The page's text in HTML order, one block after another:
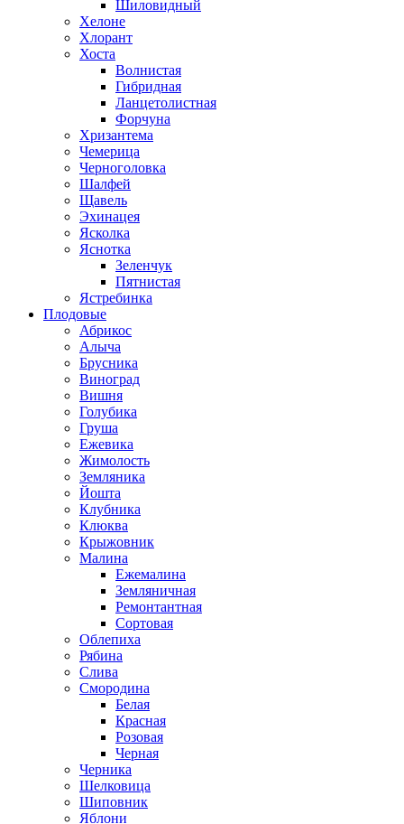
Шиловидный
Хелоне
Хлорант
Хоста
Волнистая
Гибридная
Ланцетолистная
Форчуна
Хризантема
Чемерица
Черноголовка
Шалфей
Щавель
Эхинацея
Ясколка
Яснотка
Зеленчук
Пятнистая
Ястребинка
Плодовые
Абрикос
Алыча
Брусника
Виноград
Вишня
Голубика
Груша
Ежевика
Жимолость
Земляника
Йошта
Клубника
Клюква
Крыжовник
Малина
Ежемалина
Земляничная
Ремонтантная
Сортовая
Облепиха
Рябина
Слива
Смородина
Белая
Красная
Розовая
Черная
Черника
Шелковица
Шиповник
Яблони